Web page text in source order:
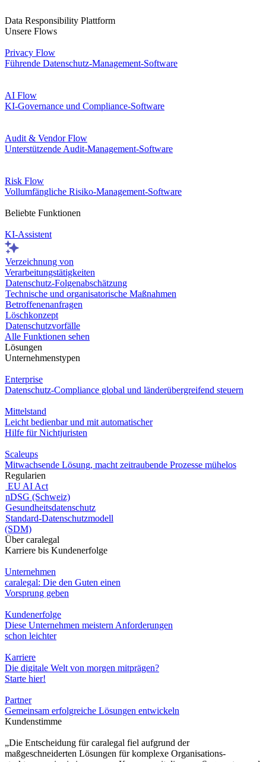
Data Responsibility Plattform
Unsere Flows
Privacy Flow
Führende Datenschutz-Management-Software
AI Flow
KI-Governance und Compliance-Software
Audit & Vendor Flow
Unterstützende Audit-Management-Software
Risk Flow
Vollumfängliche Risiko-Management-Software
Beliebte Funktionen
KI-Assistent
Verzeichnung von
Verarbeitungstätigkeiten
Datenschutz-Folgenabschätzung
Technische und organisatorische Maßnahmen
Betroffenenanfragen
Löschkonzept
Datenschutzvorfälle
Alle Funktionen sehen
Lösungen
Unternehmenstypen
Enterprise
Datenschutz-Compliance global und länderübergreifend steuern
Mittelstand
Leicht bedienbar und mit automatischer
Hilfe für Nichtjuristen
Scaleups
Mitwachsende Lösung, macht zeitraubende Prozesse mühelos
Regularien
EU AI Act
nDSG (Schweiz)
Gesundheitsdatenschutz
Standard-Datenschutzmodell
(SDM)
Über caralegal
Karriere bis Kundenerfolge
Unternehmen
caralegal: Die den Guten einen
Vorsprung geben
Kundenerfolge
Diese Unternehmen meistern Anforderungen
schon leichter
Karriere
Die digitale Welt von morgen mitprägen?
Starte hier!
Partner
Gemeinsam erfolgreiche Lösungen entwickeln
Kundenstimme
„Die Entscheidung für caralegal fiel aufgrund der
maßgeschneiderten Lösungen für komplexe Organisations-